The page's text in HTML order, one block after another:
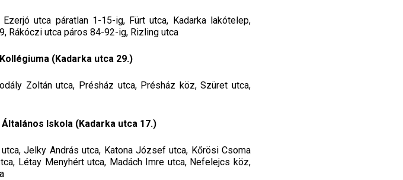
utca páratlan 1-15-ig, Fürt utca, Kadarka lakótelep,
Rákóczi utca páros 84-92-ig, Rizling utca
(Kadarka utca 29.)
Zoltán utca, Présház utca, Présház köz, Szüret utca,
Iskola (Kadarka utca 17.)
Jelky András utca, Katona József utca, Kőrösi Csoma
Létay Menyhért utca, Madách Imre utca, Nefelejcs köz,